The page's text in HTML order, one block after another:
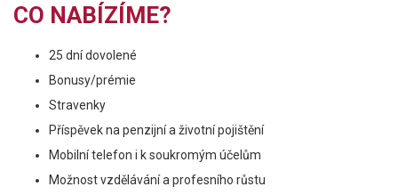
CO NABÍZÍME?
25 dní dovolené
Bonusy/prémie
Stravenky
Příspěvek na penzijní a životní pojištění
Mobilní telefon i k soukromým účelům
Možnost vzdělávání a profesního růstu